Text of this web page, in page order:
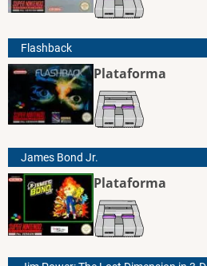
Flashback
Plataforma
James Bond Jr.
Plataforma